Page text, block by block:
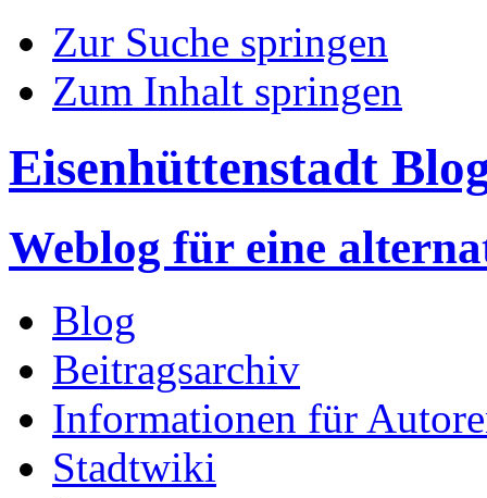
Zur Suche springen
Zum Inhalt springen
Eisenhüttenstadt
Weblog für eine
Blog
Beitragsarchiv
Informationen für
Stadtwiki